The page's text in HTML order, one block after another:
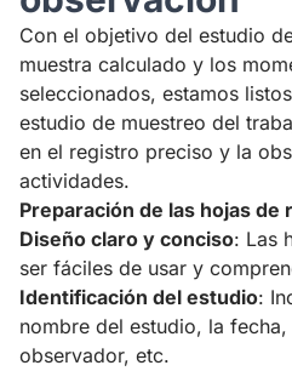
Con el objetivo del estudio
muestra calculado y los
seleccionados, estamos
estudio de muestreo del
en el registro preciso y la
actividades.
Preparación de las hojas de
Diseño claro y conciso: Las
ser fáciles de usar y
Identificación del estudio:
nombre del estudio, la
observador, etc.